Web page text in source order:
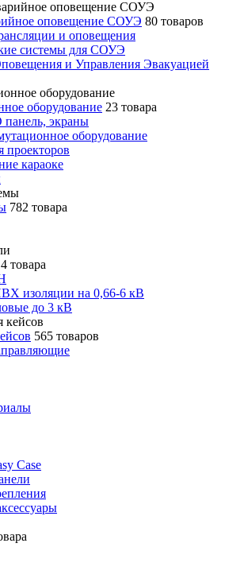
оповещение СОУЭ 80 товаров
и оповещения
системы для СОУЭ
и Управления Эвакуацией
оборудование 23 товара
экраны
оборудование
проекторов
караоке
782 товара
4 товара
изоляции на 0,66-6 кВ
до 3 кВ
565 товаров
Case